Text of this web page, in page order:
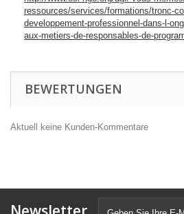
ressources/services/formations/tronc-
developpement-professionnel-dans-l-
aux-metiers-de-responsables-de-
BEWERTUNGEN
Aktuell keine Kunden-Kommentare